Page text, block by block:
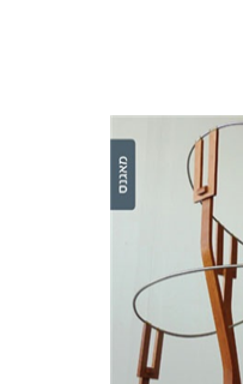
שרון צ'ייקלין